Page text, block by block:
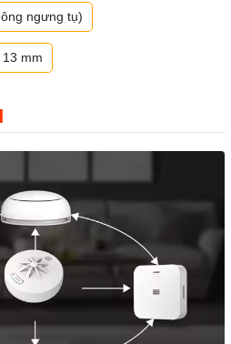
ngưng tụ)
mm